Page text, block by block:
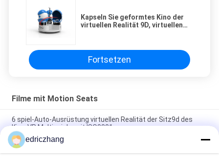
Kapseln Sie geformtes Kino der
virtuellen Realität 9D, virtuellen
Fortsetzen
Filme mit Motion Seats
6 spiel-Auto-Ausrüstung virtuellen Realität der Sitz9d des
Kino-VR Multispielermit ISO9001
Der virtuellen Realität Multispieler-Sitze der Vr-Simulator-
Spiel-Maschinen-6, die Simulator 9d VR laufen
edriczhang